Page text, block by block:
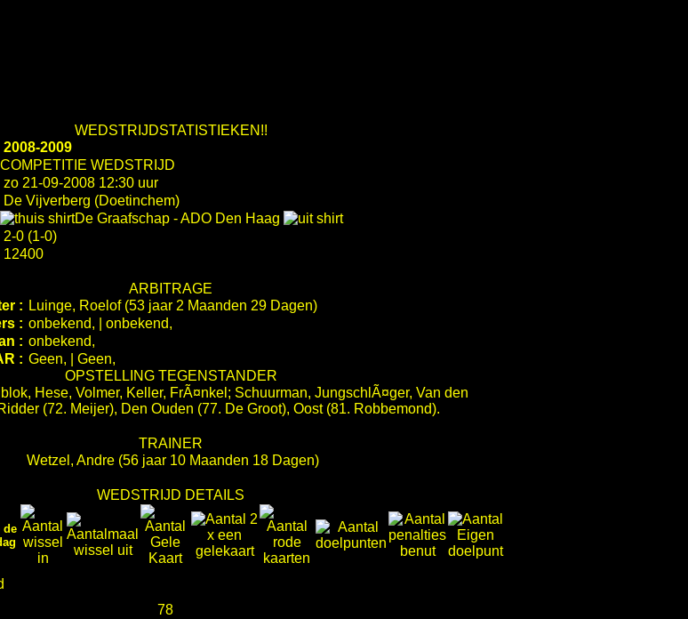
WEDSTRIJDSTATISTIEKEN!!
2008-2009
COMPETITIE WEDSTRIJD
zo 21-09-2008 12:30 uur
De Vijverberg (Doetinchem)
De Graafschap -ADO Den Haag
2-0 (1-0)
12400
ARBITRAGE
: Luinge, Roelof (53 jaar 2 Maanden 29 Dagen)
: onbekend, | onbekend,
: onbekend,
: Geen, | Geen,
OPSTELLING TEGENSTANDER
Hese, Volmer, Keller, FrÃ¤nkel; Schuurman, JungschlÃ¤ger, Van den
(72. Meijer), Den Ouden (77. De Groot), Oost (81. Robbemond).
TRAINER
Wetzel, Andre (56 jaar 10 Maanden 18 Dagen)
WEDSTRIJD DETAILS
78